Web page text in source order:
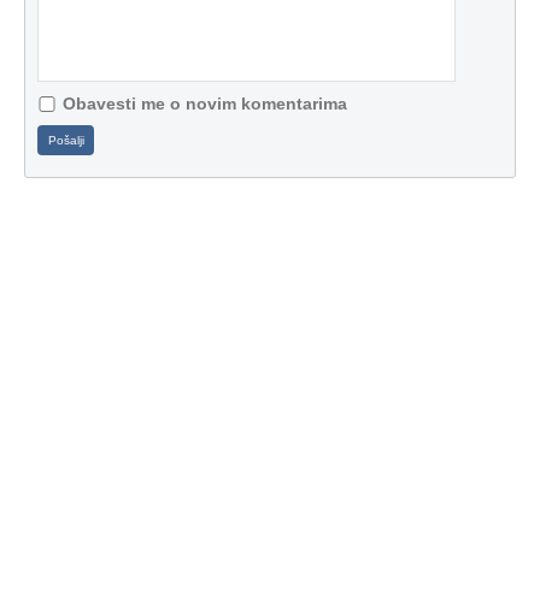
Obavesti me o novim komentarima
Pošalji